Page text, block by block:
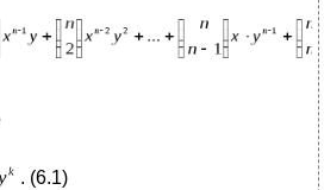
. (6.1)